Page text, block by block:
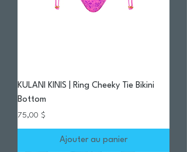
KULANI KINIS | Ring Cheeky Tie Bikini
Bottom
Prix
75,00 $
Ajouter au panier